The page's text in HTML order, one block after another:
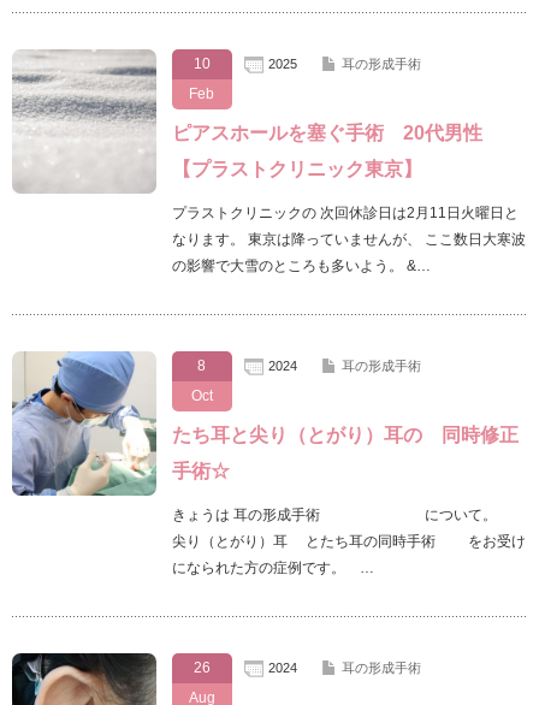
10
Feb
2025 耳の形成手術
ピアスホールを塞ぐ手術 20代男性
【プラストクリニック東京】
プラストクリニックの 次回休診日は2月11日火曜日と
なります。 東京は降っていませんが、 ここ数日大寒波
の影響で大雪のところも多いよう。 &…
8
Oct
2024 耳の形成手術
たち耳と尖り（とがり）耳の 同時修正
手術☆
きょうは 耳の形成手術 について。
尖り（とがり）耳 とたち耳の同時手術 をお受け
になられた方の症例です。 …
26
Aug
2024 耳の形成手術